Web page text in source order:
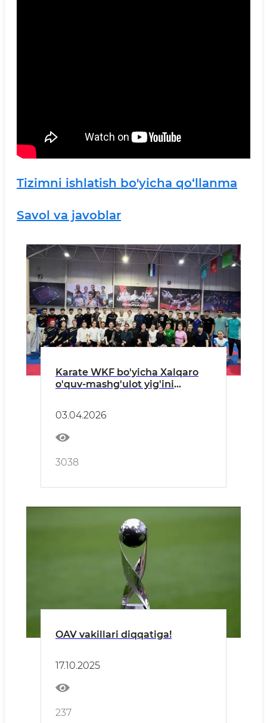
Tizimni ishlatish bo'yicha qo‘llanma
Savol va javoblar
Karate WKF bo'yicha Xalqaro
o'quv-mashg'ulot yig'ini
03.04.2026
3038
OAV vakillari diqqatiga!
17.10.2025
237